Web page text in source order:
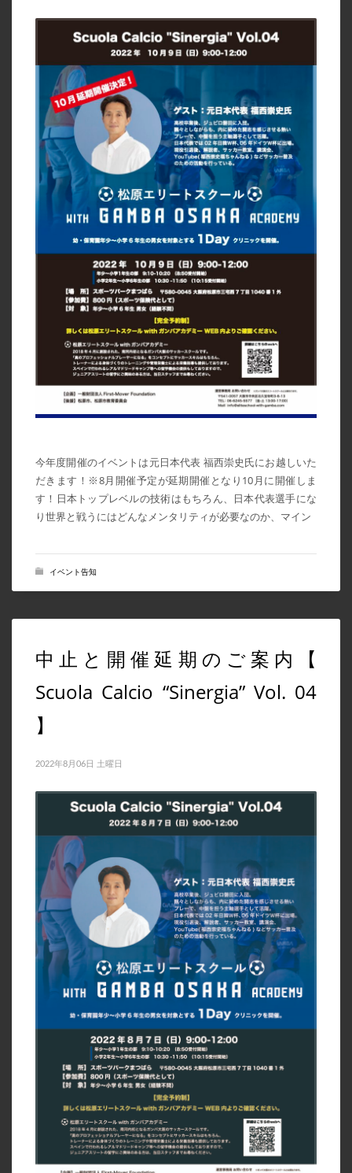
今年度開催のイベントは元日本代表 福西崇史氏にお越しいた
だきます！※8月開催予定が延期開催となり10月に開催しま
す！日本トップレベルの技術はもちろん、日本代表選手にな
り世界と戦うにはどんなメンタリティが必要なのか、マイン
イベント告知
中止と開催延期のご案内【
Scuola Calcio “Sinergia” Vol. 04
】
2022年8月06日 土曜日